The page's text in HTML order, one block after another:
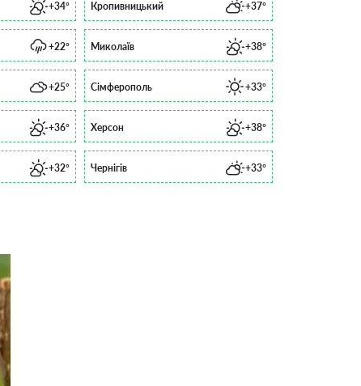
+34° Кропивницький +37°
+22° Миколаїв +38°
+25° Сімферополь +33°
+36° Херсон +38°
+32° Чернігів +33°